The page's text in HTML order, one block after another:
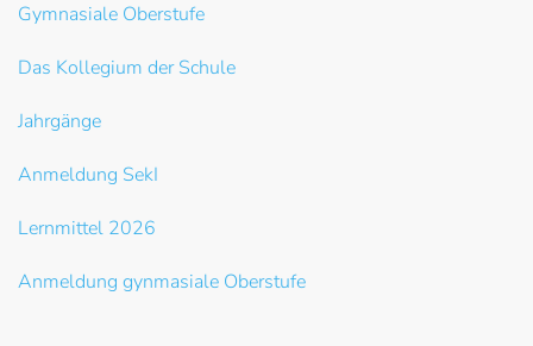
Gymnasiale Oberstufe
Das Kollegium der Schule
Jahrgänge
Anmeldung SekI
Lernmittel 2026
Anmeldung gynmasiale Oberstufe